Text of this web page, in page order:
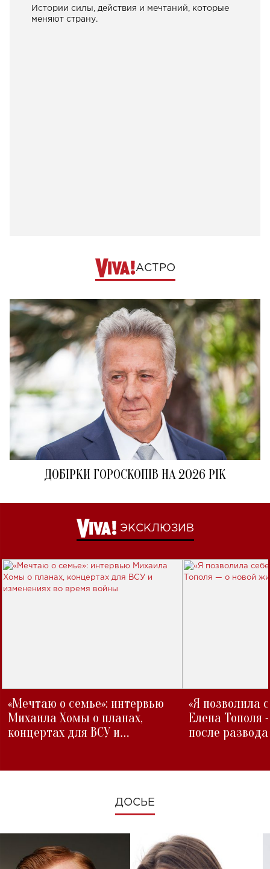
Истории силы, действия и мечтаний, которые
меняют страну.
АСТРО
ДОБІРКИ ГОРОСКОПІВ НА 2026 РІК
ЭКСКЛЮЗИВ
«Мечтаю о семье»: интервью
Михаила Хомы о планах,
концертах для ВСУ и
«Я позволила
Елена Тополя
после развода
ДОСЬЕ